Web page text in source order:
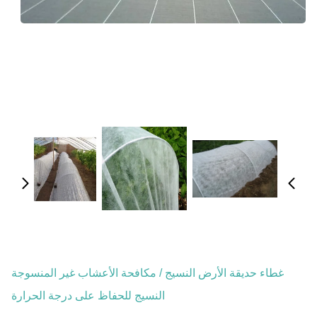
غطاء حديقة الأرض النسيج / مكافحة الأعشاب غير المنسوجة
النسيج للحفاظ على درجة الحرارة